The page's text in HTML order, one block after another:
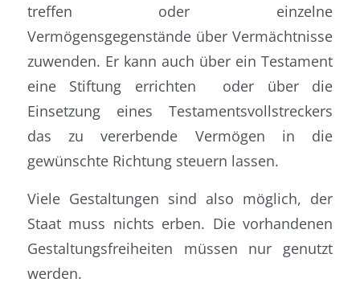
treffen oder einzelne
Vermögensgegenstände über Vermächtnisse
zuwenden. Er kann auch über ein Testament
eine Stiftung errichten oder über die
Einsetzung eines Testamentsvollstreckers
das zu vererbende Vermögen in die
gewünschte Richtung steuern lassen.
Viele Gestaltungen sind also möglich, der
Staat muss nichts erben. Die vorhandenen
Gestaltungsfreiheiten müssen nur genutzt
werden.